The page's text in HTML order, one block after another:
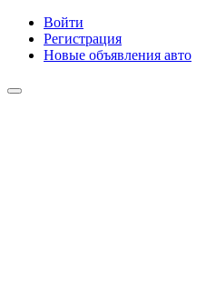
Войти
Регистрация
Новые объявления авто